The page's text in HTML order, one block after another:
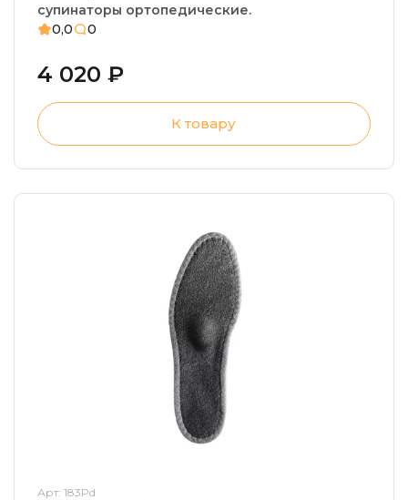
супинаторы ортопедические.
0,0
0
4 020 ₽
К товару
Арт: 183Pd